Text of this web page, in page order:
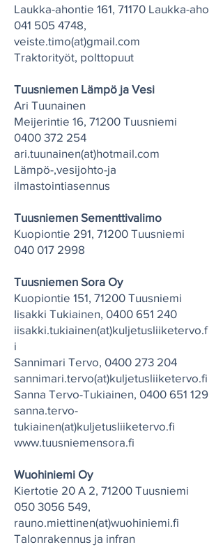
Laukka-ahontie 161, 71170 Laukka-aho
041 505 4748,
veiste.timo(at)gmail.com
Traktorityöt, polttopuut
Tuusniemen Lämpö ja Vesi
Ari Tuunainen
Meijerintie 16, 71200 Tuusniemi
0400 372 254
ari.tuunainen(at)hotmail.com
Lämpö-,vesijohto-ja
ilmastointiasennus
Tuusniemen Sementtivalimo
Kuopiontie 291, 71200 Tuusniemi
040 017 2998
Tuusniemen Sora Oy
Kuopiontie 151, 71200 Tuusniemi
Iisakki Tukiainen, 0400 651 240
iisakki.tukiainen(at)kuljetusliiketervo.f
i
Sannimari Tervo, 0400 273 204
sannimari.tervo(at)kuljetusliiketervo.fi
Sanna Tervo-Tukiainen, 0400 651 129
sanna.tervo-
tukiainen(at)kuljetusliiketervo.fi
www.tuusniemensora.fi
Wuohiniemi Oy
Kiertotie 20 A 2, 71200 Tuusniemi
050 3056 549,
rauno.miettinen(at)wuohiniemi.fi
Talonrakennus ja infran